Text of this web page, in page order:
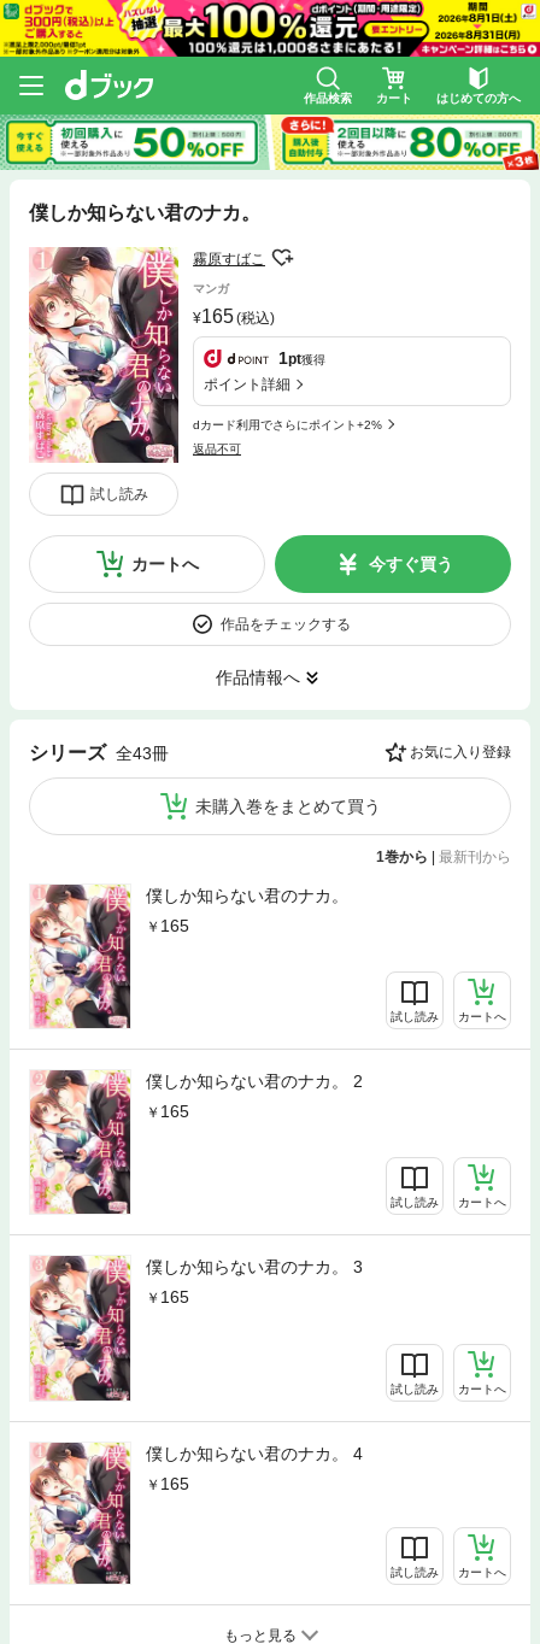
作品検索 カート はじめての方へ
僕しか知らない君のナカ。
試し読み
霧原すばこ
マンガ
165(税込)
1pt獲得
ポイント詳細
dカード利用でさらにポイント+2%
返品不可
カートへ 今すぐ買う
作品をチェックする
作品情報へ
シリーズ 全43冊 お気に入り登録
未購入巻をまとめて買う
1巻から | 最新刊から
僕しか知らない君のナカ。
165
試し読み カートへ
僕しか知らない君のナカ。 2
165
試し読み カートへ
僕しか知らない君のナカ。 3
165
試し読み カートへ
僕しか知らない君のナカ。 4
165
試し読み カートへ
もっと見る